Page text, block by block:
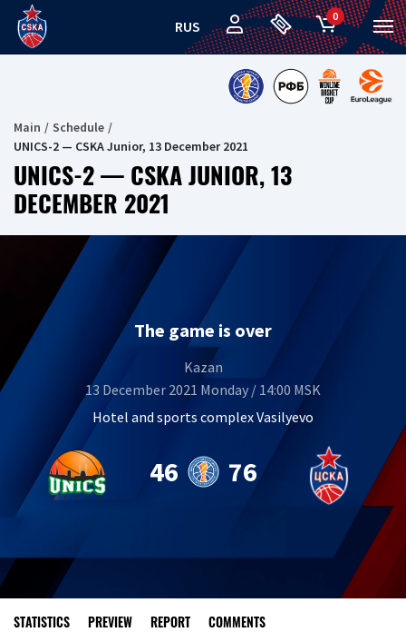
RUS
0
Main
Schedule
UNICS-2 — CSKA Junior, 13 December 2021
UNICS-2 — CSKA JUNIOR, 13
DECEMBER 2021
The game is over
Kazan
13 December 2021 Monday / 14:00 MSK
Hotel and sports complex Vasilyevo
46 76
STATISTICS PREVIEW REPORT COMMENTS